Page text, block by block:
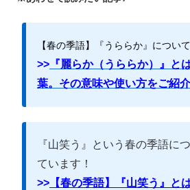
【春の季語】『うららか』につい
>> 『麗らか（うららか）』と
葉。その意味や使い方をご紹
『山笑う』という春の季語に
ています！
>> 【春の季語】『山笑う』と